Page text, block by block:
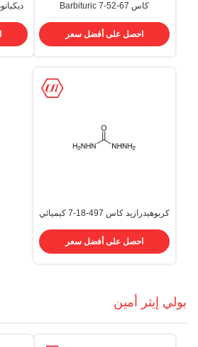
كاس 67-52-7 Barbituric
Arbibtone A فارما وسيطة كيميائيةاحصل على أفضل سعر
كربوهيدرازيد كاس 497-18-7 كيميائي
هيدرازيد
احصل على أفضل سعر
بولي إيثر أمين